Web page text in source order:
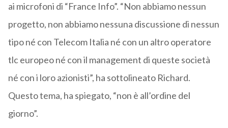
ai microfoni di “France Info”. “Non abbiamo nessun
progetto, non abbiamo nessuna discussione di nessun
tipo né con Telecom Italia né con un altro operatore
tlc europeo né con il management di queste società
né con i loro azionisti”, ha sottolineato Richard.
Questo tema, ha spiegato, “non è all’ordine del
giorno”.